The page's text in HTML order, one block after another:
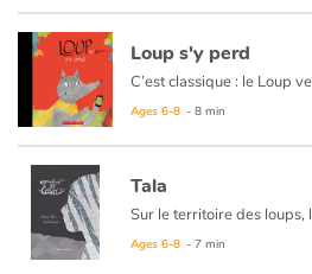
Loup s'y perd
Ages 6-8 - 8 min
Tala
Ages 6-8 - 7 min